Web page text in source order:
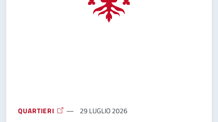
QUARTIERI 29 LUGLIO 2026